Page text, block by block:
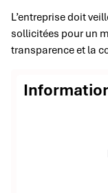
L’entreprise doit
sollicitées pour un
transparence et la